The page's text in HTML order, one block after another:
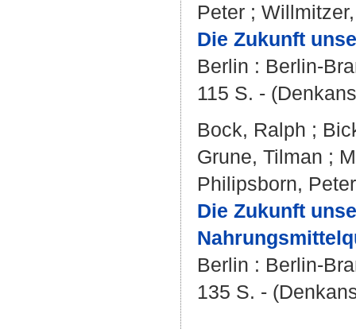
Peter ;
Die Zukunft
Berlin : Berlin-
115 S. -
Bock, Ralph ;
Grune, Tilman ;
Philipsborn, Peter
Die Zukunft
Berlin : Berlin-
135 S. -